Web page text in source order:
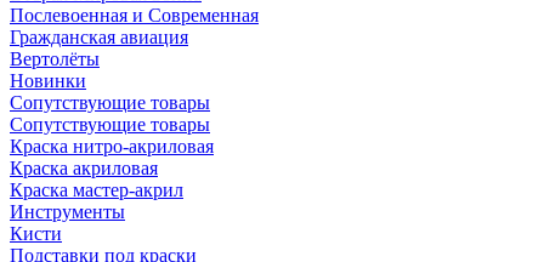
Послевоенная и Современная
Гражданская авиация
Вертолёты
Новинки
Сопутствующие товары
Сопутствующие товары
Краска нитро-акриловая
Краска акриловая
Краска мастер-акрил
Инструменты
Кисти
Подставки под краски